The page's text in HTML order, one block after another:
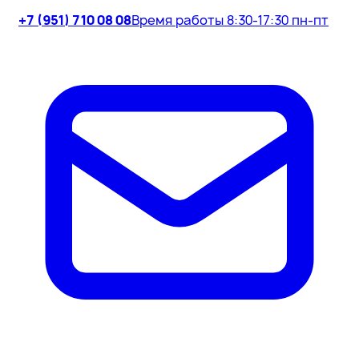
+7 (951) 710 08 08Время работы 8:30-17:30 пн-пт